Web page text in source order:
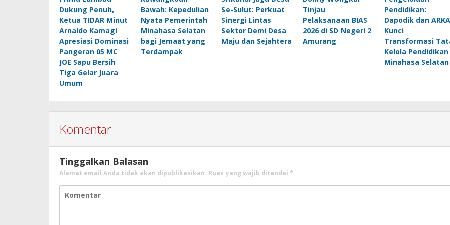
Dukung Penuh,
Ketua TIDAR Minut
Arnaldo Kamagi
Apresiasi Dominasi
Pangeran 05 MC
JOE Sapu Bersih
Tiga Gelar Juara
Umum
Bawah: Kepedulian
Nyata Pemerintah
Minahasa Selatan
bagi Jemaat yang
Terdampak
Se-Sulut: Perkuat
Sinergi Lintas
Sektor Demi Desa
Maju dan Sejahtera
Tinjau
Pelaksanaan BIAS
2026 di SD Negeri 2
Amurang
Pendidikan:
Dapodik dan
Kunci
Transformasi
Kelola Pendidikan
Minahasa Selatan
Komentar
Tinggalkan Balasan
Alamat email Anda tidak akan dipublikasikan. Ruas yang wajib ditandai *